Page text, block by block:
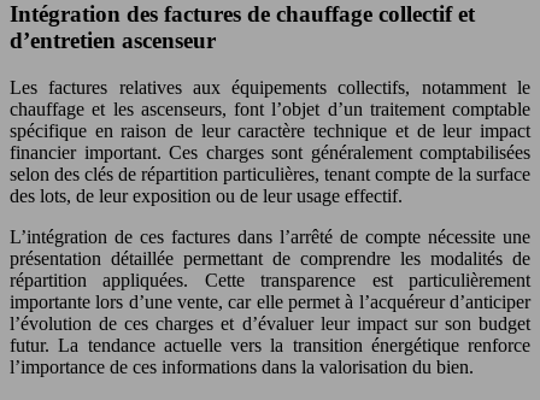
Intégration des factures de chauffage collectif et
d’entretien ascenseur
Les factures relatives aux équipements collectifs, notamment le
chauffage et les ascenseurs, font l’objet d’un traitement comptable
spécifique en raison de leur caractère technique et de leur impact
financier important. Ces charges sont généralement comptabilisées
selon des clés de répartition particulières, tenant compte de la surface
des lots, de leur exposition ou de leur usage effectif.
L’intégration de ces factures dans l’arrêté de compte nécessite une
présentation détaillée permettant de comprendre les modalités de
répartition appliquées. Cette transparence est particulièrement
importante lors d’une vente, car elle permet à l’acquéreur d’anticiper
l’évolution de ces charges et d’évaluer leur impact sur son budget
futur. La tendance actuelle vers la transition énergétique renforce
l’importance de ces informations dans la valorisation du bien.